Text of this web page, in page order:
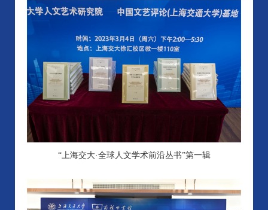
“上海交大·全球人文学术前沿丛书”第一辑